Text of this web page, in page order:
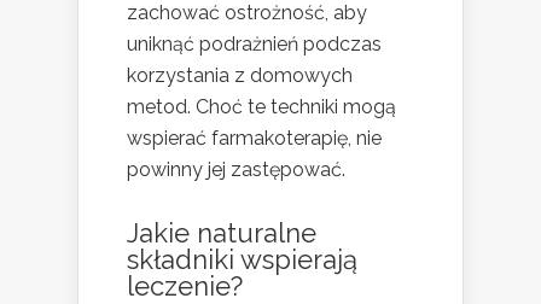
zachować ostrożność, aby
uniknąć podrażnień podczas
korzystania z domowych
metod. Choć te techniki mogą
wspierać farmakoterapię, nie
powinny jej zastępować.
Jakie naturalne
składniki wspierają
leczenie?